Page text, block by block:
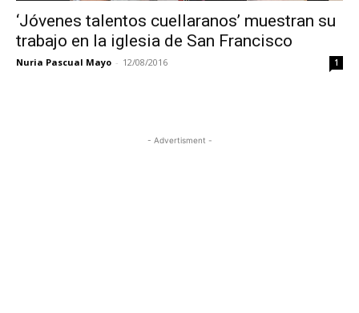
‘Jóvenes talentos cuellaranos’ muestran su
trabajo en la iglesia de San Francisco
Nuria Pascual Mayo - 12/08/2016 1
- Advertisment -